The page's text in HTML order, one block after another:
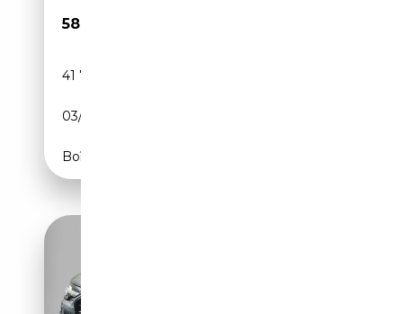
58 500€
41 763 km
03/2022
Boîte automatique